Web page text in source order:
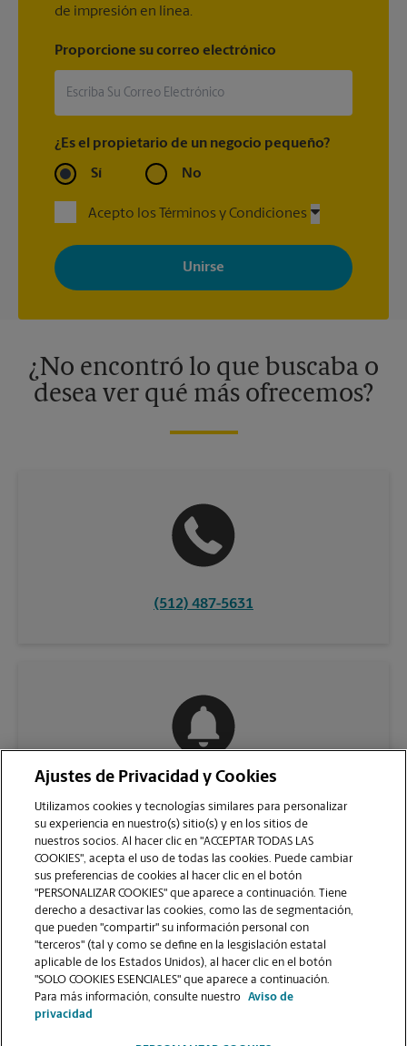
de impresión en línea.
Proporcione su correo electrónico
¿Es el propietario de un negocio pequeño?
Sí No
Acepto los Términos y Condiciones
Al registrarse, acepta recibir correos electrónicos de The UPS
Store con noticias, ofertas especiales, promociones y mensajes
adaptados a sus intereses. Puede darse de baja en cualquier
momento. Para más información, consulte nuestra política de
¿No encontró lo que buscaba o
desea ver qué más ofrecemos?
(512) 487-5631
VER LA PÁGINA DE LA TIENDA
Ajustes de Privacidad y Cookies
Utilizamos cookies y tecnologías similares para personalizar
su experiencia en nuestro(s) sitio(s) y en los sitios de
nuestros socios. Al hacer clic en "ACCEPTAR TODAS LAS
COOKIES", acepta el uso de todas las cookies. Puede cambiar
sus preferencias de cookies al hacer clic en el botón
"PERSONALIZAR COOKIES" que aparece a continuación. Tiene
derecho a desactivar las cookies, como las de segmentación,
que pueden "compartir" su información personal con
"terceros" (tal y como se define en la lesgislación estatal
aplicable de los Estados Unidos), al hacer clic en el botón
"SOLO COOKIES ESENCIALES" que aparece a continuación.
Para más información, consulte nuestro
Aviso de
privacidad